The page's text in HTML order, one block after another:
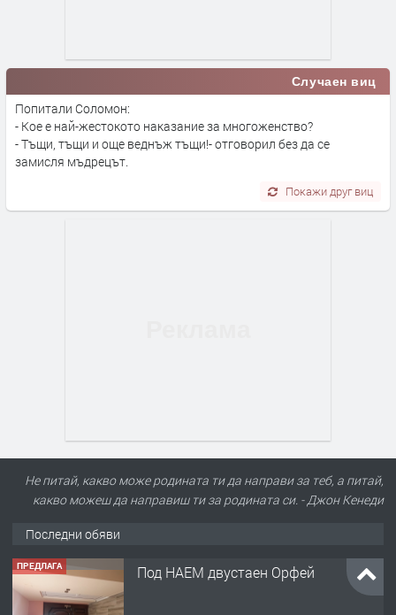
Случаен виц
Попитали Соломон:
- Кое е най-жестокото наказание за многоженство?
- Тъщи, тъщи и още веднъж тъщи!- отговорил без да се
замисля мъдрецът.
Покажи друг виц
Не питай, какво може родината ти да направи за теб, а питай,
какво можеш да направиш ти за родината си. - Джон Кенеди
Последни обяви
ПРЕДЛАГА Под НАЕМ двустаен Орфей